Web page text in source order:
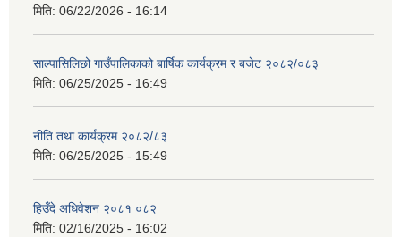
मिति: 06/22/2026 - 16:14
साल्पासिलिछो गाउँपालिकाको बार्षिक कार्यक्रम र बजेट २०८२/०८३
मिति: 06/25/2025 - 16:49
नीति तथा कार्यक्रम २०८२/८३
मिति: 06/25/2025 - 15:49
हिउँदे अधिवेशन २०८१ ०८२
मिति: 02/16/2025 - 16:02